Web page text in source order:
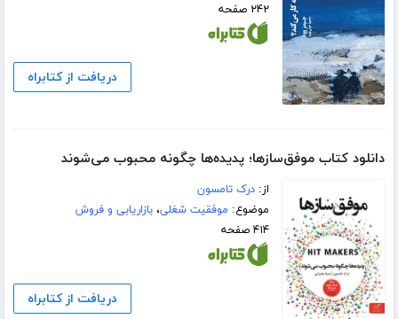
۲۴۲ صفحه
دریافت از کتابراه
دانلود کتاب موفق‌سازها؛ پدیده‌ها چگونه محبوب می‌شوند
از:درک تامسون
موضوع: موفقیت شغلی،بازاریابی و فروش
۴۱۴ صفحه
دریافت از کتابراه